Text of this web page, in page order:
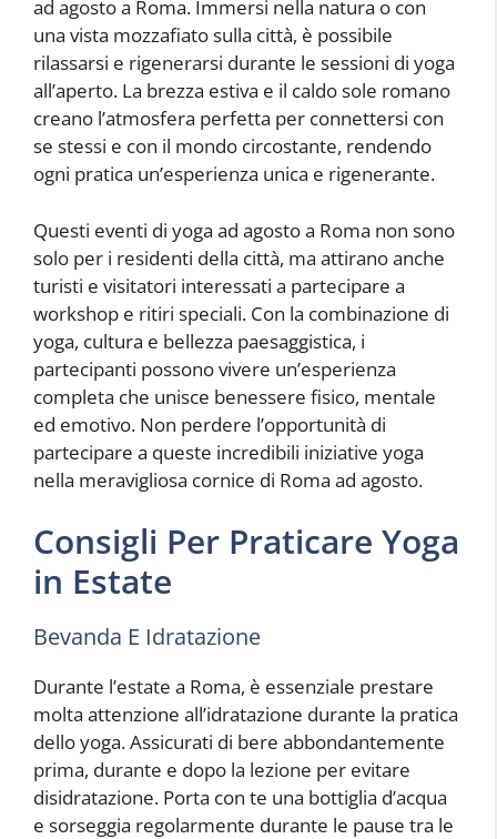
ad agosto a Roma. Immersi nella natura o con
una vista mozzafiato sulla città, è possibile
rilassarsi e rigenerarsi durante le sessioni di yoga
all’aperto. La brezza estiva e il caldo sole romano
creano l’atmosfera perfetta per connettersi con
se stessi e con il mondo circostante, rendendo
ogni pratica un’esperienza unica e rigenerante.
Questi eventi di yoga ad agosto a Roma non sono
solo per i residenti della città, ma attirano anche
turisti e visitatori interessati a partecipare a
workshop e ritiri speciali. Con la combinazione di
yoga, cultura e bellezza paesaggistica, i
partecipanti possono vivere un’esperienza
completa che unisce benessere fisico, mentale
ed emotivo. Non perdere l’opportunità di
partecipare a queste incredibili iniziative yoga
nella meravigliosa cornice di Roma ad agosto.
Consigli Per Praticare Yoga
in Estate
Bevanda E Idratazione
Durante l’estate a Roma, è essenziale prestare
molta attenzione all’idratazione durante la pratica
dello yoga. Assicurati di bere abbondantemente
prima, durante e dopo la lezione per evitare
disidratazione. Porta con te una bottiglia d’acqua
e sorseggia regolarmente durante le pause tra le